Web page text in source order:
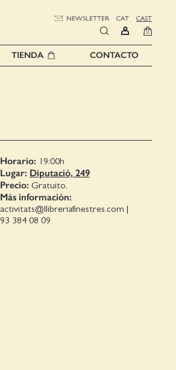
NEWSLETTER CAT CAST
0
TIENDA CONTACTO
Horario: 19:00h
Lugar: Diputació, 249
Precio: Gratuito.
Más información:
activitats@llibreriafinestres.com |
93 384 08 09